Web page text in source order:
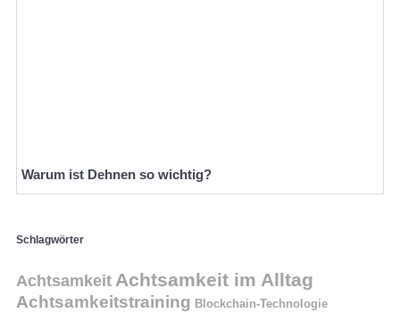
Warum ist Dehnen so wichtig?
Schlagwörter
Achtsamkeit Achtsamkeit im Alltag
Achtsamkeitstraining Blockchain-Technologie